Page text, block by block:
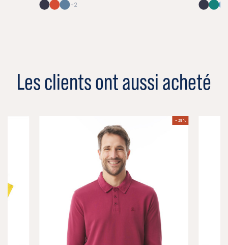
+2
Les clients ont aussi acheté
- 29 %